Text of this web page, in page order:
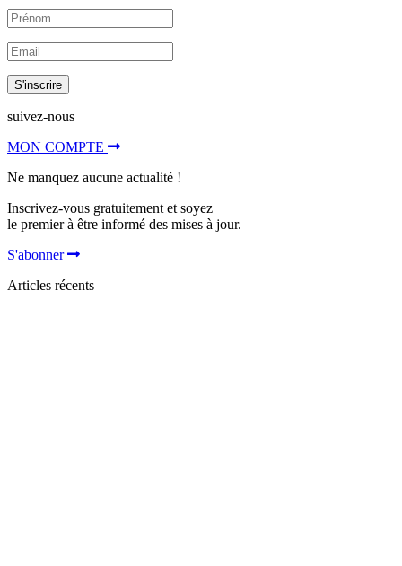
S'inscrire
suivez-nous
MON COMPTE
Ne manquez aucune actualité !
Inscrivez-vous gratuitement et soyez
le premier à être informé des mises à jour.
S'abonner
Articles récents